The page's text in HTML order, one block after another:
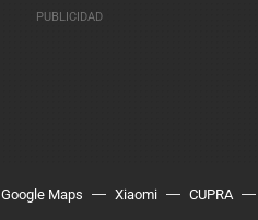
Google Maps Xiaomi CUPRA